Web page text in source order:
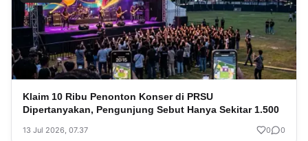
Klaim 10 Ribu Penonton Konser di PRSU
Dipertanyakan, Pengunjung Sebut Hanya Sekitar 1.500
13 Jul 2026, 07.37 0 0